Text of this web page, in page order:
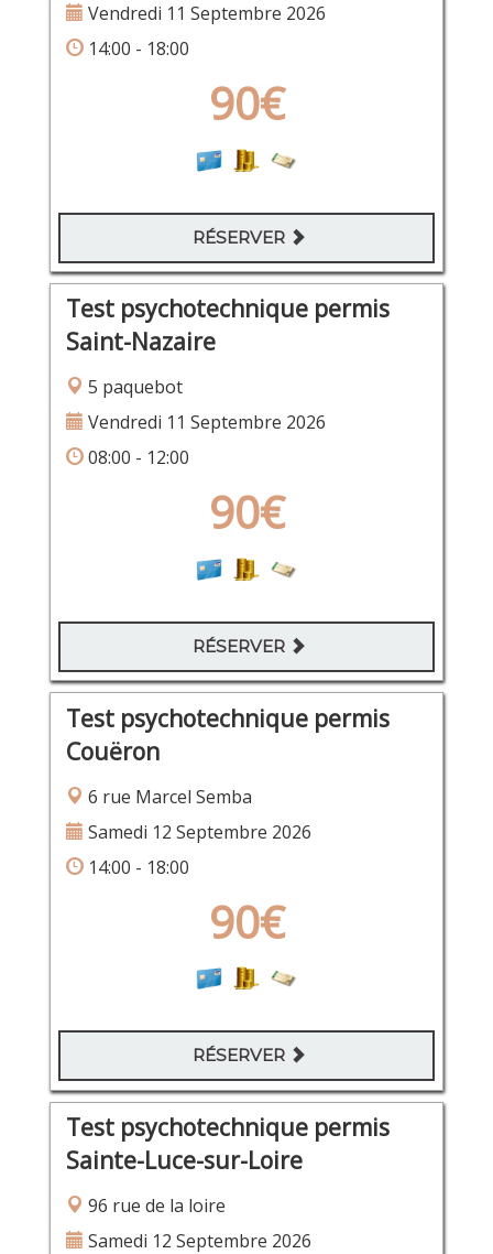
Vendredi 11 Septembre 2026
14:00 - 18:00
90€
RÉSERVER
Test psychotechnique permis
Saint-Nazaire
5 paquebot
Vendredi 11 Septembre 2026
08:00 - 12:00
90€
RÉSERVER
Test psychotechnique permis
Couëron
6 rue Marcel Semba
Samedi 12 Septembre 2026
14:00 - 18:00
90€
RÉSERVER
Test psychotechnique permis
Sainte-Luce-sur-Loire
96 rue de la loire
Samedi 12 Septembre 2026